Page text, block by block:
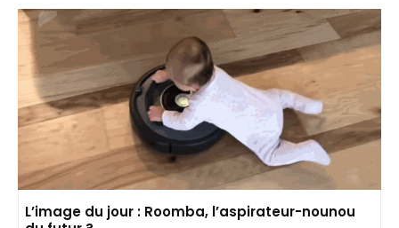
L’image du jour : Roomba, l’aspirateur-nounou